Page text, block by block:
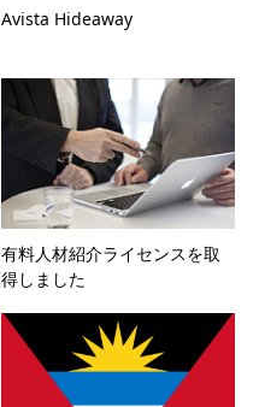
Avista Hideaway
有料人材紹介ライセンスを取
得しました